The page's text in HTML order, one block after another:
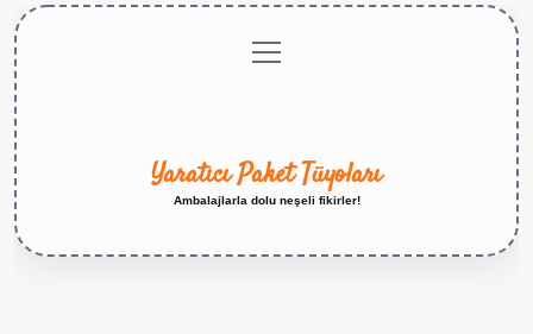
menüyü
aç
Yaratıcı Paket Tüyoları
Ambalajlarla dolu neşeli fikirler!